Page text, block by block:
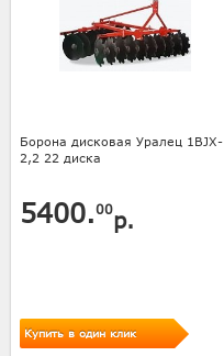
Борона дисковая Уралец 1BJX-
2,2 22 диска
5400.00р.
Купить в один клик